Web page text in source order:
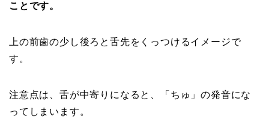
ことです。
上の前歯の少し後ろと舌先をくっつけるイメージで
す。
注意点は、舌が中寄りになると、「ちゅ」の発音にな
ってしまいます。